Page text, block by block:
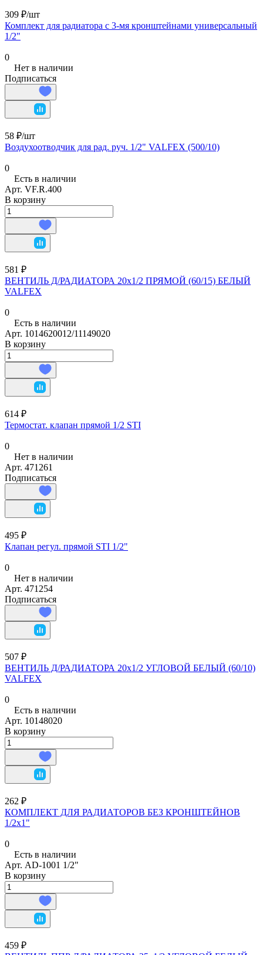
309 ₽/шт
Комплект для радиатора с 3-мя кронштейнами универсальный
1/2"
0
Нет в наличии
Подписаться
58 ₽/шт
Воздухоотводчик для рад. руч. 1/2" VALFEX (500/10)
0
Есть в наличии
Арт. VF.R.400
В корзину
581 ₽
ВЕНТИЛЬ Д/РАДИАТОРА 20х1/2 ПРЯМОЙ (60/15) БЕЛЫЙ
VALFEX
0
Есть в наличии
Арт. 1014620012/11149020
В корзину
614 ₽
Термостат. клапан прямой 1/2 STI
0
Нет в наличии
Арт. 471261
Подписаться
495 ₽
Клапан регул. прямой STI 1/2"
0
Нет в наличии
Арт. 471254
Подписаться
507 ₽
ВЕНТИЛЬ Д/РАДИАТОРА 20х1/2 УГЛОВОЙ БЕЛЫЙ (60/10)
VALFEX
0
Есть в наличии
Арт. 10148020
В корзину
262 ₽
КОМПЛЕКТ ДЛЯ РАДИАТОРОВ БЕЗ КРОНШТЕЙНОВ
1/2х1"
0
Есть в наличии
Арт. AD-1001 1/2"
В корзину
459 ₽